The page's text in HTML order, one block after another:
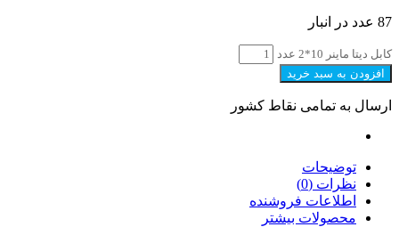
87 عدد در انبار
کابل دیتا ماینر 10*2 عدد
افزودن به سبد خرید
ارسال به تمامی نقاط کشور
توضیحات
نظرات (0)
اطلاعات فروشنده
محصولات بیشتر